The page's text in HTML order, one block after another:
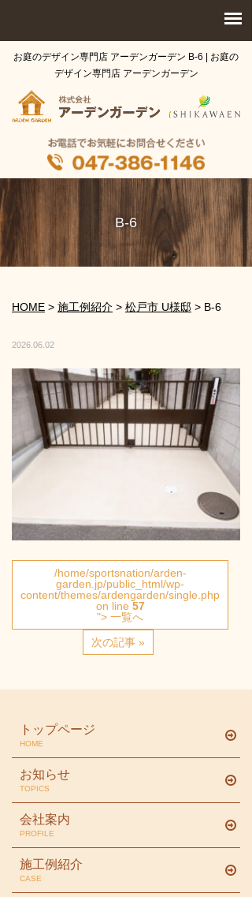
お庭のデザイン専門店 アーデンガーデン B-6 | お庭の
デザイン専門店 アーデンガーデン
B-6
HOME > 施工例紹介 > 松戸市 U様邸 > B-6
2026.06.02
/home/sportsnation/arden-
garden.jp/public_html/wp-
content/themes/ardengarden/single.php
on line 57
"> 一覧へ
次の記事 »
トップページ
HOME
お知らせ
TOPICS
会社案内
PROFILE
施工例紹介
CASE